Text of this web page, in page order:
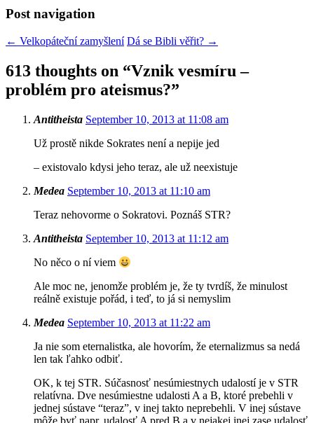
Post navigation
← Velkopáteční zamyšlení Dá se Bibli věřit? →
613 thoughts on “Vznik vesmíru –
problém pro ateismus?”
Antitheista September 10, 2013 at 11:08 am
Už prostě nikde Sokrates není a nepije jed
– existovalo kdysi jeho teraz, ale už neexistuje
Medea September 10, 2013 at 11:10 am
Teraz nehovorme o Sokratovi. Poznáš STR?
Antitheista September 10, 2013 at 11:12 am
No něco o ní viem
Ale moc ne, jenomže problém je, že ty tvrdíš, že minulost
reálně existuje pořád, i teď, to já si nemyslim
Medea September 10, 2013 at 11:22 am
Ja nie som eternalistka, ale hovorím, že eternalizmus sa nedá
len tak ľahko odbiť.
OK, k tej STR. Súčasnosť nesúmiestnych udalostí je v STR
relatívna. Dve nesúmiestne udalosti A a B, ktoré prebehli v
jednej sústave “teraz”, v inej takto neprebehli. V inej sústave